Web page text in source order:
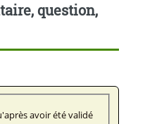
question,
avoir été validé